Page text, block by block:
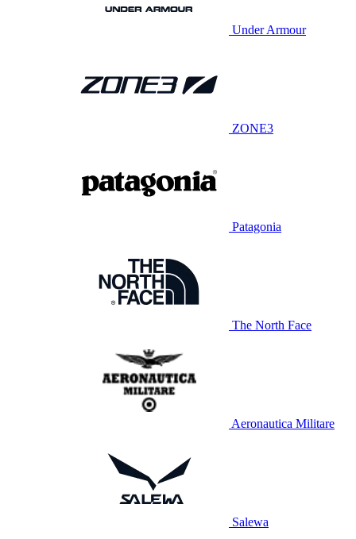
Under Armour
ZONE3
Patagonia
The North Face
Aeronautica Militare
Salewa